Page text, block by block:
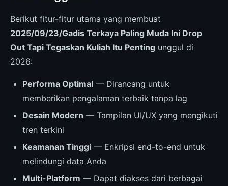
Berikut fitur-fitur utama yang membuat
2025/09/23/Gadis Terkaya Paling Muda Ini Drop
Out Tapi Tegaskan Kuliah Itu Penting unggul di
2026:
Performa Optimal — Dirancang untuk
memberikan pengalaman terbaik tanpa lag
Desain Modern — Tampilan UI/UX yang mengikuti
tren terkini
Keamanan Tinggi — Enkripsi end-to-end untuk
melindungi data Anda
Multi-Platform — Dapat diakses dari berbagai